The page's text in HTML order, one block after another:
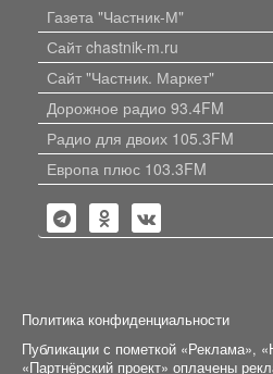
Газета "Частник-М"
Сайт chastnik-m.ru
Сайт "Частник. Маркет"
Дорожное радио 93.4FM
Радио для двоих 105.3FM
Европа плюс 103.3FM
Политика конфиденциальности
Публикации с пометкой «Реклама»,
«Партнёрский проект» оплачены